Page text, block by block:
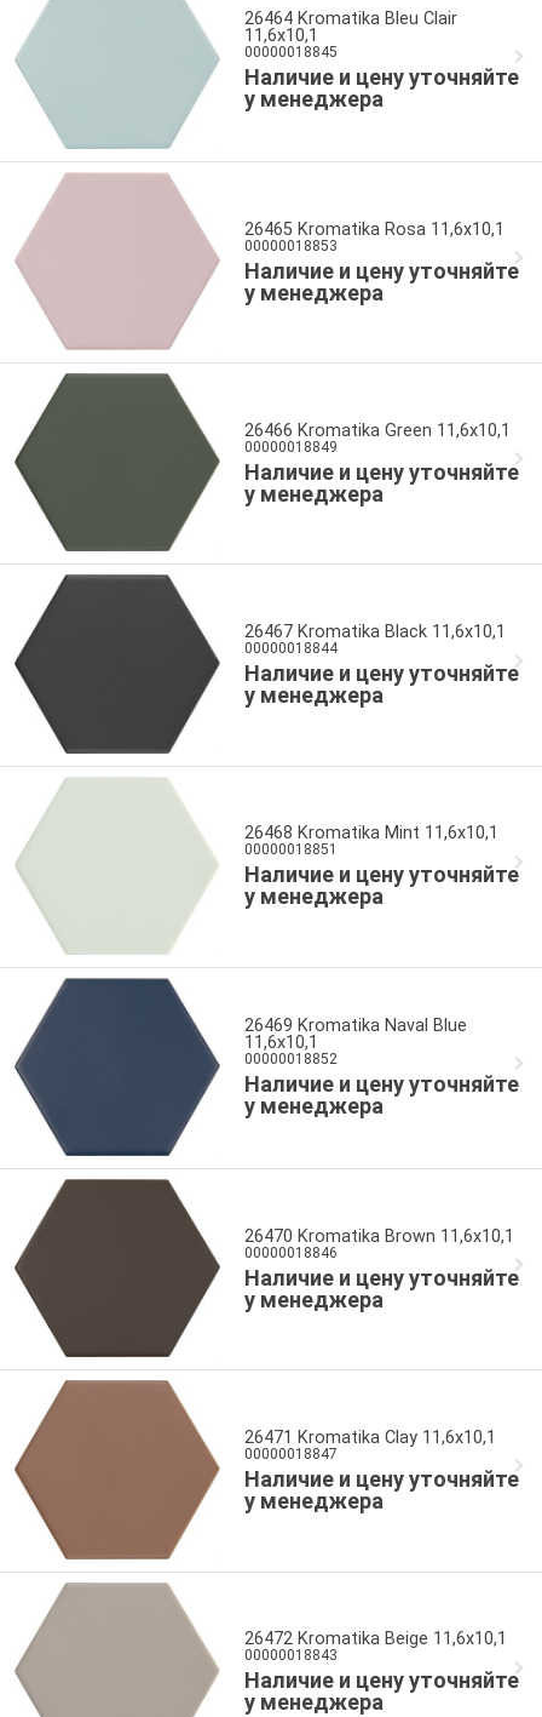
26464 Kromatika Bleu Clair
11,6x10,1
00000018845
Наличие и цену уточняйте
у менеджера
26465 Kromatika Rosa 11,6x10,1
00000018853
Наличие и цену уточняйте
у менеджера
26466 Kromatika Green 11,6x10,1
00000018849
Наличие и цену уточняйте
у менеджера
26467 Kromatika Black 11,6x10,1
00000018844
Наличие и цену уточняйте
у менеджера
26468 Kromatika Mint 11,6x10,1
00000018851
Наличие и цену уточняйте
у менеджера
26469 Kromatika Naval Blue
11,6x10,1
00000018852
Наличие и цену уточняйте
у менеджера
26470 Kromatika Brown 11,6x10,1
00000018846
Наличие и цену уточняйте
у менеджера
26471 Kromatika Clay 11,6x10,1
00000018847
Наличие и цену уточняйте
у менеджера
26472 Kromatika Beige 11,6x10,1
00000018843
Наличие и цену уточняйте
у менеджера